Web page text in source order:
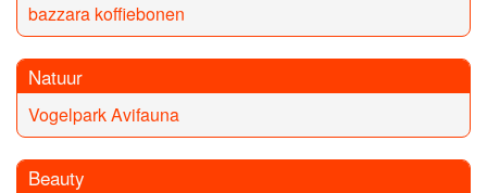
bazzara koffiebonen
Natuur
Vogelpark Avifauna
Beauty